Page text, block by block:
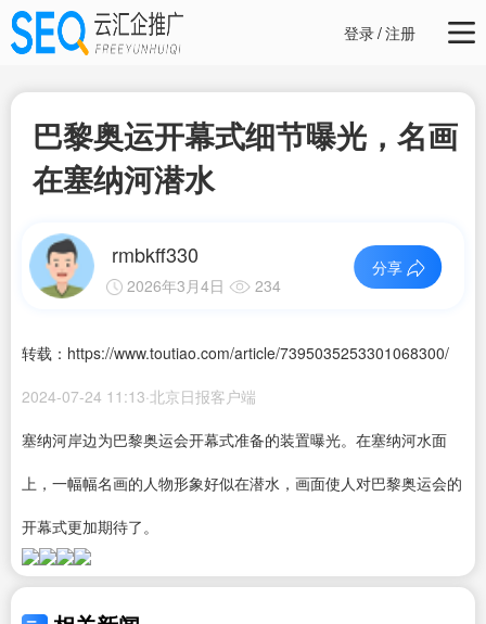
登录/注册
巴黎奥运开幕式细节曝光，名画
在塞纳河潜水
rmbkff330
2026年3月4日 234
分享
转载：https://www.toutiao.com/article/7395035253301068300/
2024-07-24 11:13·北京日报客户端
塞纳河岸边为巴黎奥运会开幕式准备的装置曝光。在塞纳河水面
上，一幅幅名画的人物形象好似在潜水，画面使人对巴黎奥运会的
开幕式更加期待了。